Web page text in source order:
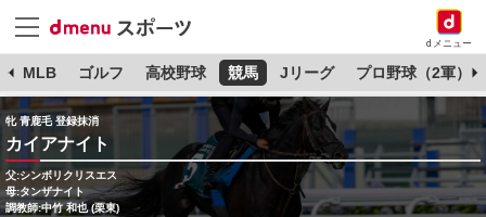
dメニュー
MLB ゴルフ 高校野球 競馬 Jリーグ プロ野球（2軍）
牝 青鹿毛 登録抹消
カイアナイト
父:シンボリクリスエス
母:タンザナイト
調教師:中竹 和也 (栗東)